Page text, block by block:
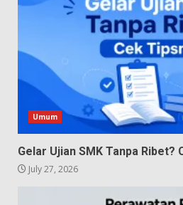
Umum
Gelar Ujian SMK Tanpa Ribet?
July 27, 2026